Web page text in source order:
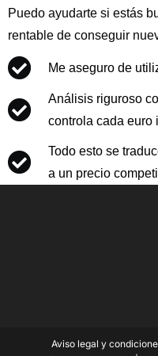
Puedo ayudarte si estás
rentable de conseguir
Me aseguro de
Análisis riguroso
controla cada euro
Todo esto se
a un precio
Aviso legal y